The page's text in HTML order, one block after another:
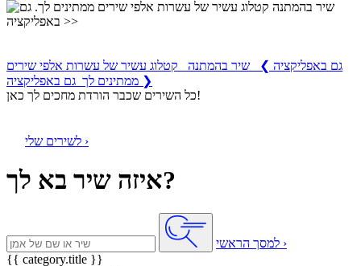
גם באפליקציה ❯
שיר בהמתנה קטלוג עשיר של עשרות אלפי שירים
ממתינים לך גם באפליקציה ❯
כל השירים שכבר הורדת מחכים לך כאן!
לשירים שלי ›
איזה שיר בא לך?
למסך הראשי ›
{{ category.title }}